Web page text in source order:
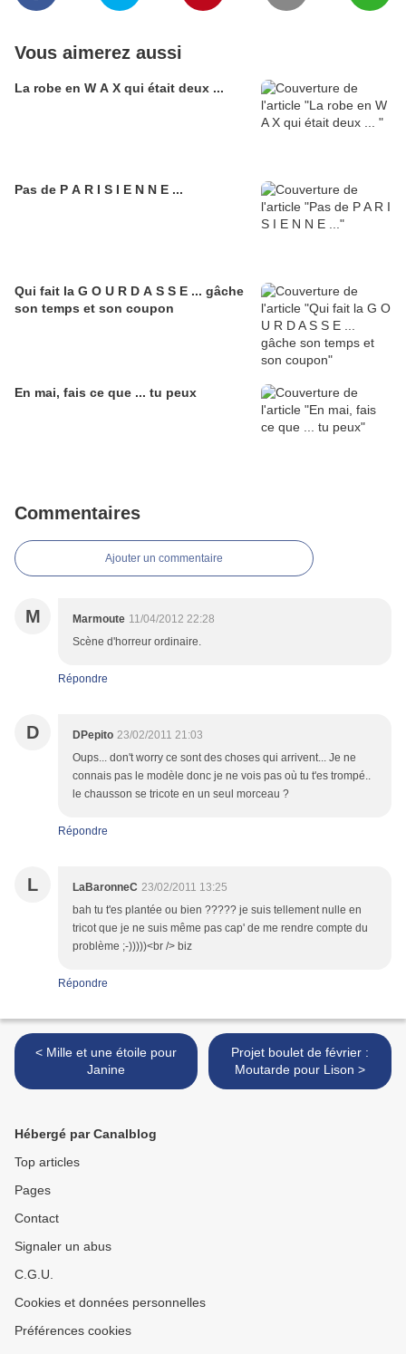
Vous aimerez aussi
La robe en W A X qui était deux ...
Pas de P A R I S I E N N E ...
Qui fait la G O U R D A S S E ... gâche
son temps et son coupon
En mai, fais ce que ... tu peux
Commentaires
Ajouter un commentaire
M Marmoute 11/04/2012 22:28
Scène d'horreur ordinaire.
Répondre
D DPepito 23/02/2011 21:03
Oups... don't worry ce sont des choses qui arrivent... Je ne
connais pas le modèle donc je ne vois pas où tu t'es trompé..
le chausson se tricote en un seul morceau ?
Répondre
L LaBaronneC 23/02/2011 13:25
bah tu t'es plantée ou bien ????? je suis tellement nulle en
tricot que je ne suis même pas cap' de me rendre compte du
problème ;-)))))<br /> biz
Répondre
< Mille et une étoile pour
Janine
Projet boulet de février :
Moutarde pour Lison >
Hébergé par Canalblog
Top articles
Pages
Contact
Signaler un abus
C.G.U.
Cookies et données personnelles
Préférences cookies